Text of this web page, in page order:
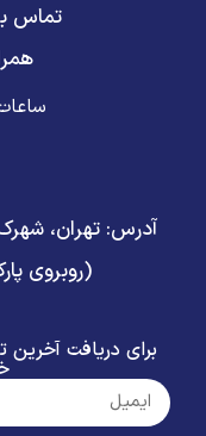
تماس با ما :
همراه
ساعات
آدرس: تهران،
(روبروی
برای دریافت